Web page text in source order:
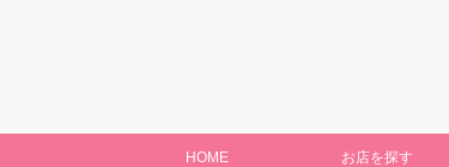
HOME お店を探す